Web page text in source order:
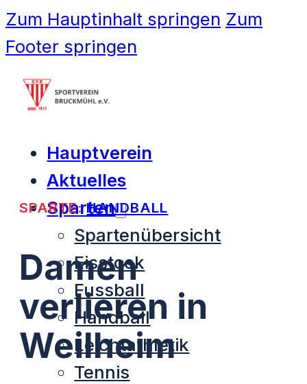
Zum Hauptinhalt springen Zum
Footer springen
Hauptverein
Aktuelles
Sparten
Spartenübersicht
Eisstock
Fussball
Handball
Leichtathletik
Tennis
SPARTE:HANDBALL
Damen
verlieren in
Weilheim